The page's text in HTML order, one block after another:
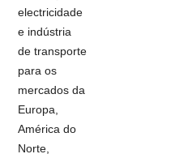
electricidade
e indústria
de transporte
para os
mercados da
Europa,
América do
Norte,